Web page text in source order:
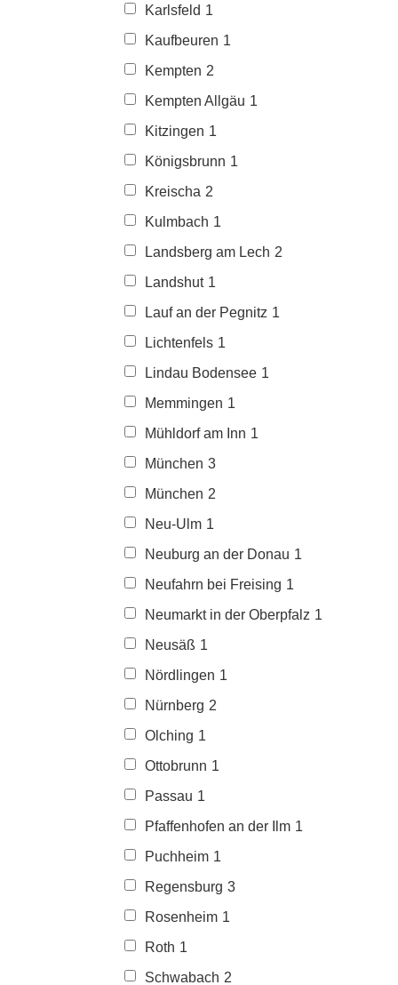
Karlsfeld 1
Kaufbeuren 1
Kempten 2
Kempten Allgäu 1
Kitzingen 1
Königsbrunn 1
Kreischa 2
Kulmbach 1
Landsberg am Lech 2
Landshut 1
Lauf an der Pegnitz 1
Lichtenfels 1
Lindau Bodensee 1
Memmingen 1
Mühldorf am Inn 1
München 3
München 2
Neu-Ulm 1
Neuburg an der Donau 1
Neufahrn bei Freising 1
Neumarkt in der Oberpfalz 1
Neusäß 1
Nördlingen 1
Nürnberg 2
Olching 1
Ottobrunn 1
Passau 1
Pfaffenhofen an der Ilm 1
Puchheim 1
Regensburg 3
Rosenheim 1
Roth 1
Schwabach 2